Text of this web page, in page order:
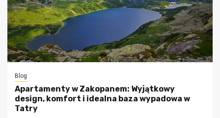
Blog
Apartamenty w Zakopanem: Wyjątkowy
design, komfort i idealna baza wypadowa w
Tatry